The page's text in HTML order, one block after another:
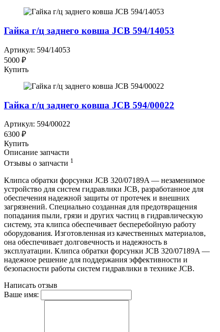
Гайка г/ц заднего ковша JCB 594/14053
Артикул: 594/14053
5000 ₽
Купить
Гайка г/ц заднего ковша JCB 594/00022
Артикул: 594/00022
6300 ₽
Купить
Описание запчасти
Отзывы о запчасти 1
Клипса обратки форсунки JCB 320/07189A — незаменимое
устройство для систем гидравлики JCB, разработанное для
обеспечения надежной защиты от протечек и внешних
загрязнений. Специально созданная для предотвращения
попадания пыли, грязи и других частиц в гидравлическую
систему, эта клипса обеспечивает бесперебойную работу
оборудования. Изготовленная из качественных материалов,
она обеспечивает долговечность и надежность в
эксплуатации. Клипса обратки форсунки JCB 320/07189A —
надежное решение для поддержания эффективности и
безопасности работы систем гидравлики в технике JCB.
Написать отзыв
Ваше имя: